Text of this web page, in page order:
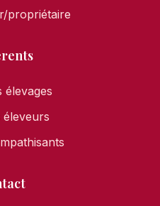
propriétaire
élevages
éleveurs